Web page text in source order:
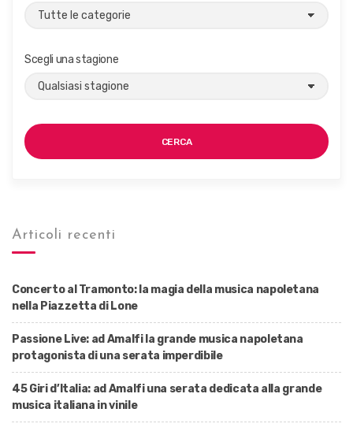
Scegli una stagione
CERCA
Articoli recenti
Concerto al Tramonto: la magia della musica napoletana
nella Piazzetta di Lone
Passione Live: ad Amalfi la grande musica napoletana
protagonista di una serata imperdibile
45 Giri d’Italia: ad Amalfi una serata dedicata alla grande
musica italiana in vinile